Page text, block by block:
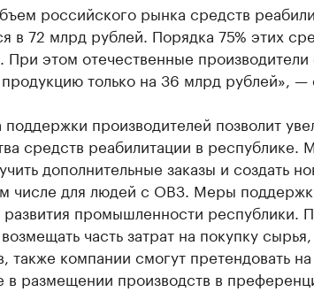
российского рынка средств
в 72 млрд рублей. Порядка 75% этих
При этом отечественные
только на 36 млрд рублей», —
производителей позволит
средств реабилитации в республике.
дополнительные заказы и создать
числе для людей с ОВЗ. Меры
промышленности республики.
часть затрат на покупку
также компании смогут претендовать
в размещении производств в